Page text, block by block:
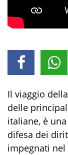
Il viaggio
delle
italiane, è
difesa dei
impegnati